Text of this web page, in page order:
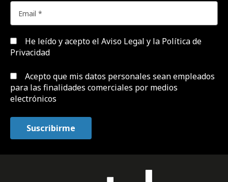
He leído y acepto el Aviso Legal y la Política de
Privacidad
Acepto que mis datos personales sean empleados
para las finalidades comerciales por medios
electrónicos